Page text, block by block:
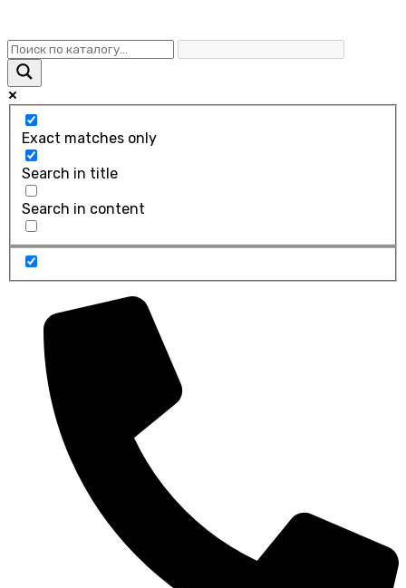
Exact matches only
Search in title
Search in content